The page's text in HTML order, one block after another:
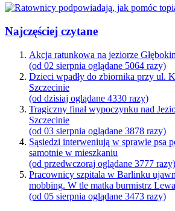
Najczęściej czytane
Akcja ratunkowa na jeziorze
(od 02 sierpnia oglądane 5064 razy)
Dzieci wpadły do zbiornika przy ul.
Szczecinie
(od dzisiaj oglądane 4330 razy)
Tragiczny finał wypoczynku nad
Szczecinie
(od 03 sierpnia oglądane 3878 razy)
Sąsiedzi interweniują w sprawie psa
samotnie w mieszkaniu
(od przedwczoraj oglądane 3777 razy)
Pracownicy szpitala w Barlinku
mobbing. W tle matka burmistrz
(od 05 sierpnia oglądane 3473 razy)